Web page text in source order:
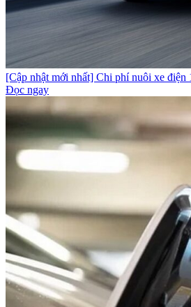
[Cập nhật mới nhất] Chi phí nuôi xe điện
Đọc ngay